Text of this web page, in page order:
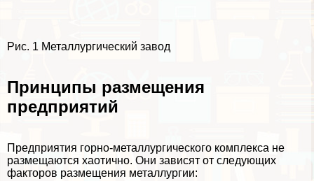
Рис. 1 Металлургический завод
Принципы размещения
предприятий
Предприятия горно-металлургического комплекса не
размещаются хаотично. Они зависят от следующих
факторов размещения металлургии: